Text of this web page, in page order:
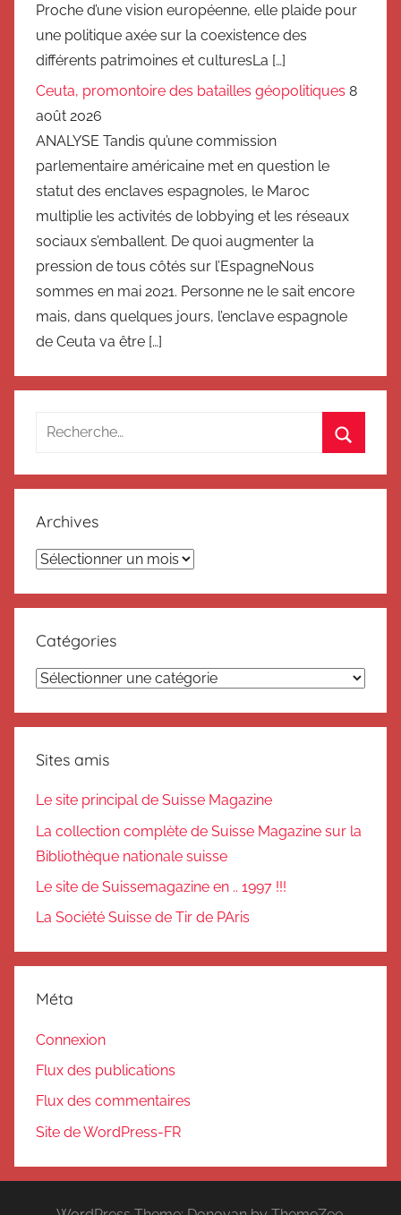
Proche d’une vision européenne, elle plaide pour
une politique axée sur la coexistence des
différents patrimoines et culturesLa […]
Ceuta, promontoire des batailles géopolitiques 8
août 2026
ANALYSE Tandis qu’une commission
parlementaire américaine met en question le
statut des enclaves espagnoles, le Maroc
multiplie les activités de lobbying et les réseaux
sociaux s’emballent. De quoi augmenter la
pression de tous côtés sur l’EspagneNous
sommes en mai 2021. Personne ne le sait encore
mais, dans quelques jours, l’enclave espagnole
de Ceuta va être […]
Recherche
:
Archives
Archives
Catégories
Catégories
Sites amis
Le site principal de Suisse Magazine
La collection complète de Suisse Magazine sur la
Bibliothèque nationale suisse
Le site de Suissemagazine en .. 1997 !!!
La Société Suisse de Tir de PAris
Méta
Connexion
Flux des publications
Flux des commentaires
Site de WordPress-FR